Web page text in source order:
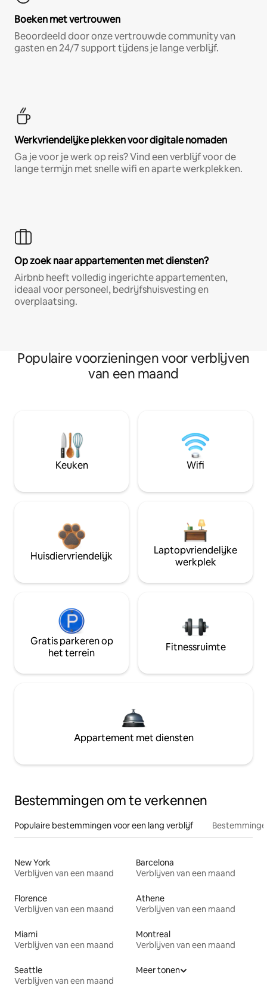
Boeken met vertrouwen
Beoordeeld door onze vertrouwde community van
gasten en 24/7 support tijdens je lange verblijf.
Werkvriendelijke plekken voor digitale nomaden
Ga je voor je werk op reis? Vind een verblijf voor de
lange termijn met snelle wifi en aparte werkplekken.
Op zoek naar appartementen met diensten?
Airbnb heeft volledig ingerichte appartementen,
ideaal voor personeel, bedrijfshuisvesting en
overplaatsing.
Populaire voorzieningen voor verblijven
van een maand
Keuken Wifi
Huisdiervriendelijk
Laptopvriendelijke
werkplek
Gratis parkeren op
het terrein
Fitnessruimte
Appartement met diensten
Bestemmingen om te verkennen
Populaire bestemmingen voor een lang verblijf
New York
Verblijven van een maand
Barcelona
Verblijven van een maand
Florence
Verblijven van een maand
Athene
Verblijven van een maand
Miami
Verblijven van een maand
Montreal
Verblijven van een maand
Seattle
Verblijven van een maand
Meer tonen